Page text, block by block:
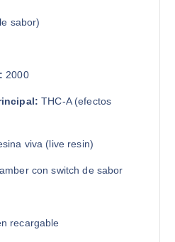
sabor)
2000
THC-A (efectos
viva (live resin)
con switch de sabor
recargable